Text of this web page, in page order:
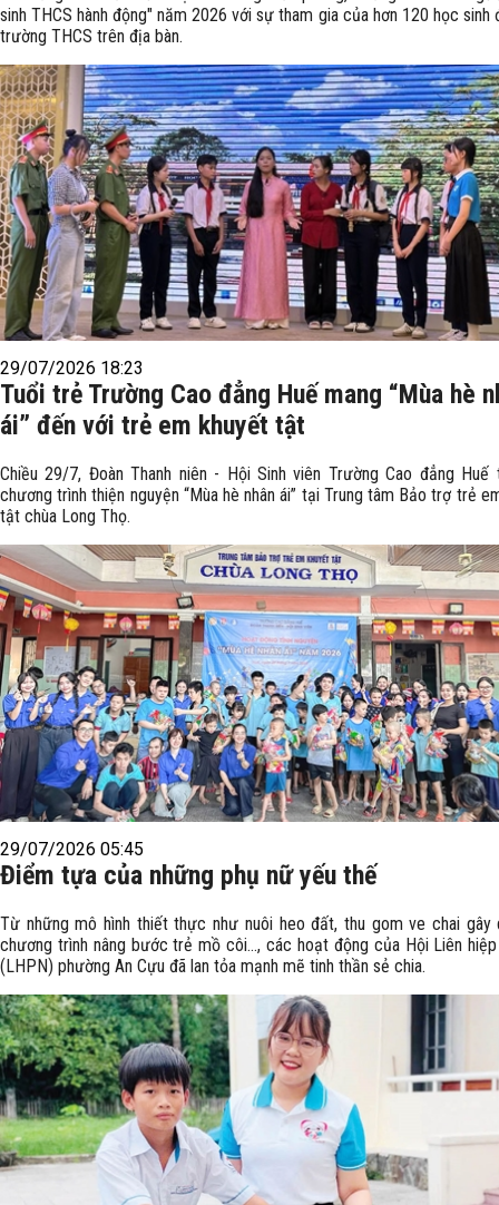
sinh THCS hành động" năm 2026 với sự tham gia của hơn 120 học sinh
trường THCS trên địa bàn.
29/07/2026 18:23
Tuổi trẻ Trường Cao đẳng Huế mang “Mùa hè
ái” đến với trẻ em khuyết tật
Chiều 29/7, Đoàn Thanh niên - Hội Sinh viên Trường Cao đẳng
chương trình thiện nguyện “Mùa hè nhân ái” tại Trung tâm Bảo trợ trẻ
tật chùa Long Thọ.
29/07/2026 05:45
Điểm tựa của những phụ nữ yếu thế
Từ những mô hình thiết thực như nuôi heo đất, thu gom ve chai gây
chương trình nâng bước trẻ mồ côi..., các hoạt động của Hội Liên
(LHPN) phường An Cựu đã lan tỏa mạnh mẽ tinh thần sẻ chia.